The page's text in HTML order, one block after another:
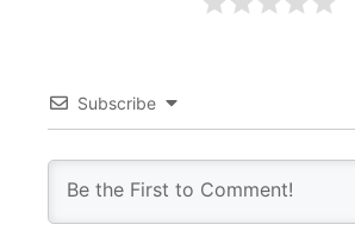
Subscribe